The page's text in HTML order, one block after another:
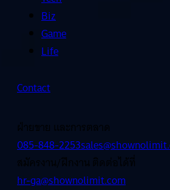
Biz
Game
Life
Contact
ฝ่ายขาย และการตลาด
085-848-2253
สมัครงาน/ฝึกงาน ติดต่อได้ที่
hr-ga@shownolimit.com